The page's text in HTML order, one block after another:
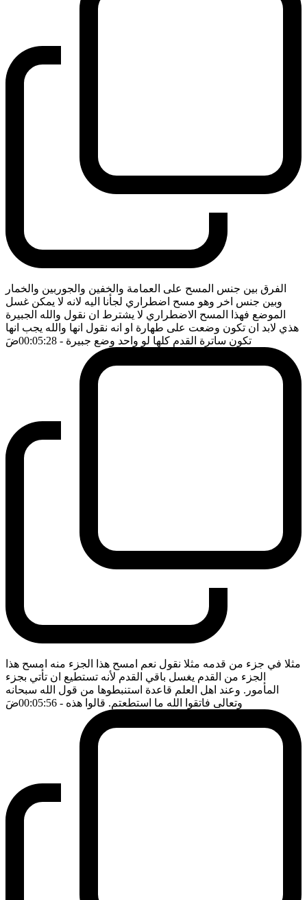
الفرق بين جنس المسح على العمامة والخفين والجوربين والخمار
وبين جنس اخر وهو مسح اضطراري لجأنا اليه لانه لا يمكن غسل
الموضع فهذا المسح الاضطراري لا يشترط ان نقول والله الجبيرة
هذي لابد ان تكون وضعت على طهارة او انه نقول انها والله يجب انها
تكون ساترة القدم كلها لو واحد وضع جبيرة - 00:05:28 ضَ
مثلا في جزء من قدمه مثلا نقول نعم امسح هذا الجزء منه امسح هذا
الجزء من القدم يغسل باقي القدم لأنه تستطيع ان تأتي بجزء
المأمور. وعند اهل العلم قاعدة استنبطوها من قول الله سبحانه
وتعالى فاتقوا الله ما استطعتم. قالوا هذه - 00:05:56 ضَ